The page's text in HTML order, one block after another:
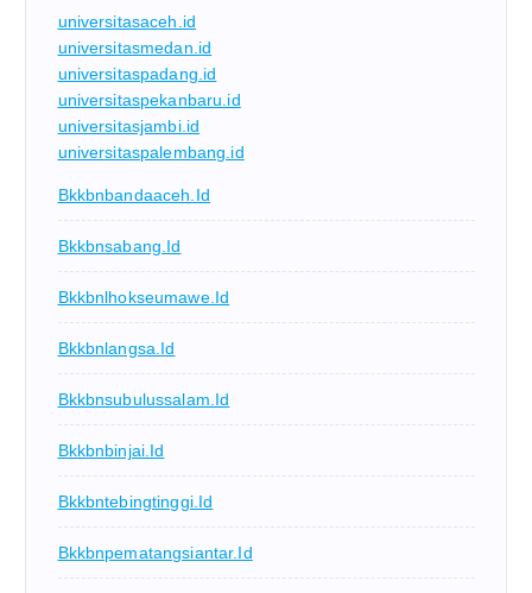
universitasaceh.id
universitasmedan.id
universitaspadang.id
universitaspekanbaru.id
universitasjambi.id
universitaspalembang.id
Bkkbnbandaaceh.id
Bkkbnsabang.id
Bkkbnlhokseumawe.id
Bkkbnlangsa.id
Bkkbnsubulussalam.id
Bkkbnbinjai.id
Bkkbntebingtinggi.id
Bkkbnpematangsiantar.id